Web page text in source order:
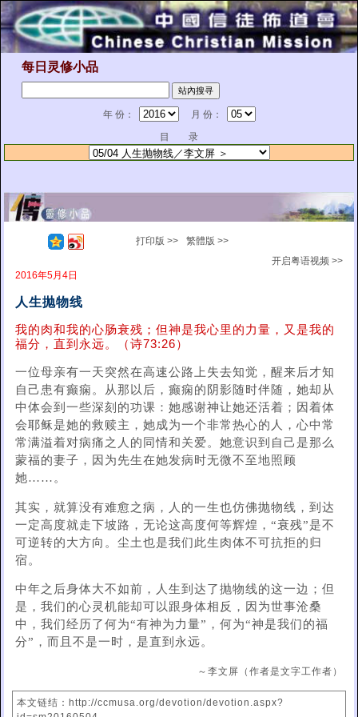
每日灵修小品
年 份：
月 份：
目 录
打印版 >>
繁體版 >>
开启粤语视频 >>
2016年5月4日
人生抛物线
我的肉和我的心肠衰残；但神是我心里的力量，又是我的
福分，直到永远。（诗73:26）
一位母亲有一天突然在高速公路上失去知觉，醒来后才知
自己患有癫痫。从那以后，癫痫的阴影随时伴随，她却从
中体会到一些深刻的功课：她感谢神让她还活着；因着体
会耶稣是她的救赎主，她成为一个非常热心的人，心中常
常满溢着对病痛之人的同情和关爱。她意识到自己是那么
蒙福的妻子，因为先生在她发病时无微不至地照顾
她……。
其实，就算没有难愈之病，人的一生也仿佛抛物线，到达
一定高度就走下坡路，无论这高度何等辉煌，“衰残”是不
可逆转的大方向。尘土也是我们此生肉体不可抗拒的归
宿。
中年之后身体大不如前，人生到达了抛物线的这一边；但
是，我们的心灵机能却可以跟身体相反，因为世事沧桑
中，我们经历了何为“有神为力量”，何为“神是我们的福
分”，而且不是一时，是直到永远。
～李文屏（作者是文字工作者）
本文链结：http://ccmusa.org/devotion/devotion.aspx?